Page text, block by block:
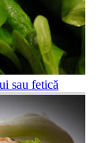
sau fetică